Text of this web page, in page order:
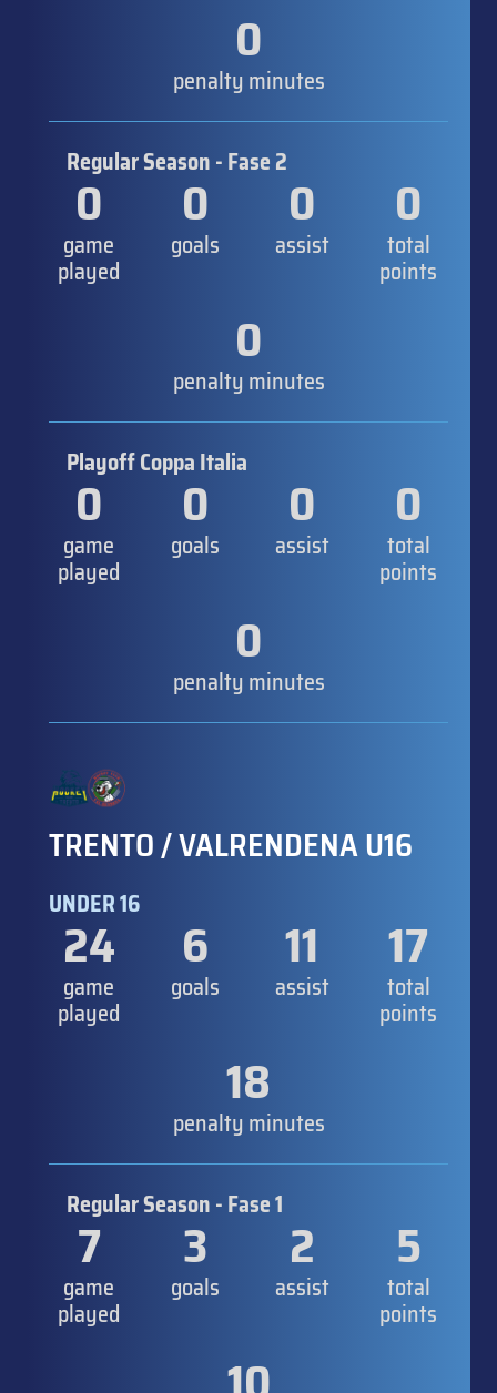
0
penalty minutes
Regular Season - Fase 2
0
game
played
0
goals
0
assist
0
total
points
0
penalty minutes
Playoff Coppa Italia
0
game
played
0
goals
0
assist
0
total
points
0
penalty minutes
TRENTO / VALRENDENA U16
UNDER 16
24
game
played
6
goals
11
assist
17
total
points
18
penalty minutes
Regular Season - Fase 1
7
game
played
3
goals
2
assist
5
total
points